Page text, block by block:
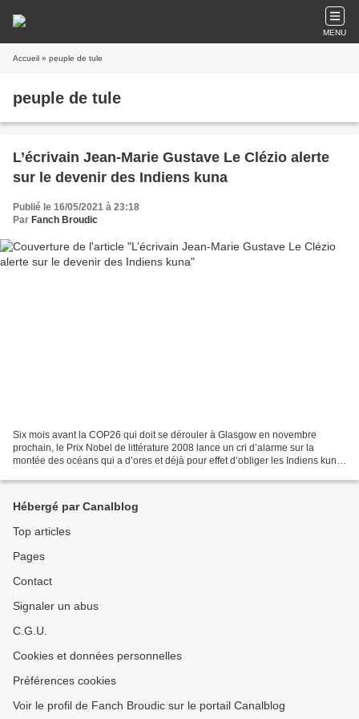
MENU
Accueil » peuple de tule
peuple de tule
L’écrivain Jean-Marie Gustave Le Clézio alerte
sur le devenir des Indiens kuna
Publié le 16/05/2021 à 23:18
Par Fanch Broudic
Six mois avant la COP26 qui doit se dérouler à Glasgow en novembre
prochain, le Prix Nobel de littérature 2008 lance un cri d’alarme sur la
montée des océans qui a d’ores et déjà pour effet d’obliger les Indiens kuna
Hébergé par Canalblog
Top articles
Pages
Contact
Signaler un abus
C.G.U.
Cookies et données personnelles
Préférences cookies
Voir le profil de Fanch Broudic sur le portail Canalblog